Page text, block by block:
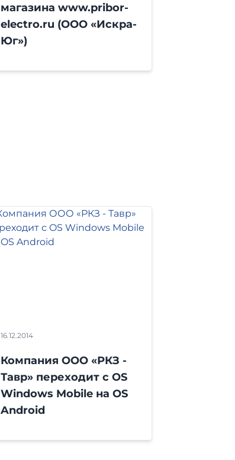
магазина www.pribor-
electro.ru (ООО «Искра-
Юг»)
16.12.2014
Компания ООО «РКЗ -
Тавр» переходит с OS
Windows Mobile на OS
Android